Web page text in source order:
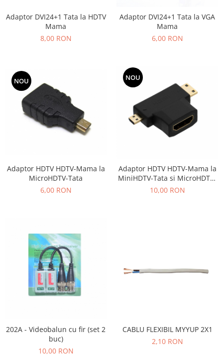
Adaptor DVI24+1 Tata la HDTV
Mama
8,00 RON
Adaptor DVI24+1 Tata la VGA
Mama
6,00 RON
NOU
Adaptor HDTV HDTV-Mama la
MicroHDTV-Tata
6,00 RON
NOU
Adaptor HDTV HDTV-Mama la
MiniHDTV-Tata si MicroHDTV-
Tata
10,00 RON
202A - Videobalun cu fir (set 2
buc)
10,00 RON
CABLU FLEXIBIL MYYUP 2X1
2,10 RON